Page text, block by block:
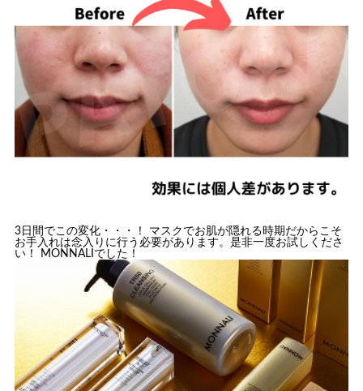
3日間でこの変化・・・！ マスクでお肌が隠れる時期だからこそ
お手入れは念入りに行う必要があります。是非一度お試しくださ
い！ MONNALIでした！